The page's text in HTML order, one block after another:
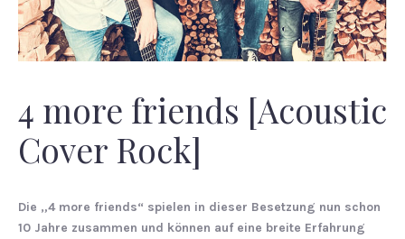
4 more friends [Acoustic
Cover Rock]
Die „4 more friends“ spielen in dieser Besetzung nun schon
10 Jahre zusammen und können auf eine breite Erfahrung